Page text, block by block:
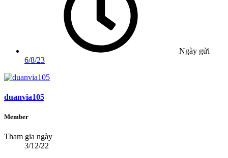
Ngày gửi
6/8/23
duanvia105
Member
Tham gia ngày
3/12/22